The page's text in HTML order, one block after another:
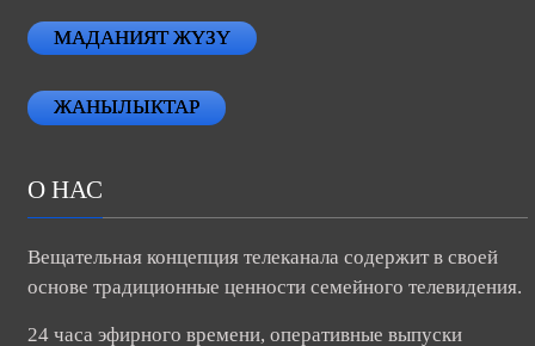
МАДАНИЯТ ЖҮЗҮ
ЖАНЫЛЫКТАР
О НАС
Вещательная концепция телеканала содержит в своей
основе традиционные ценности семейного телевидения.
24 часа эфирного времени, оперативные выпуски